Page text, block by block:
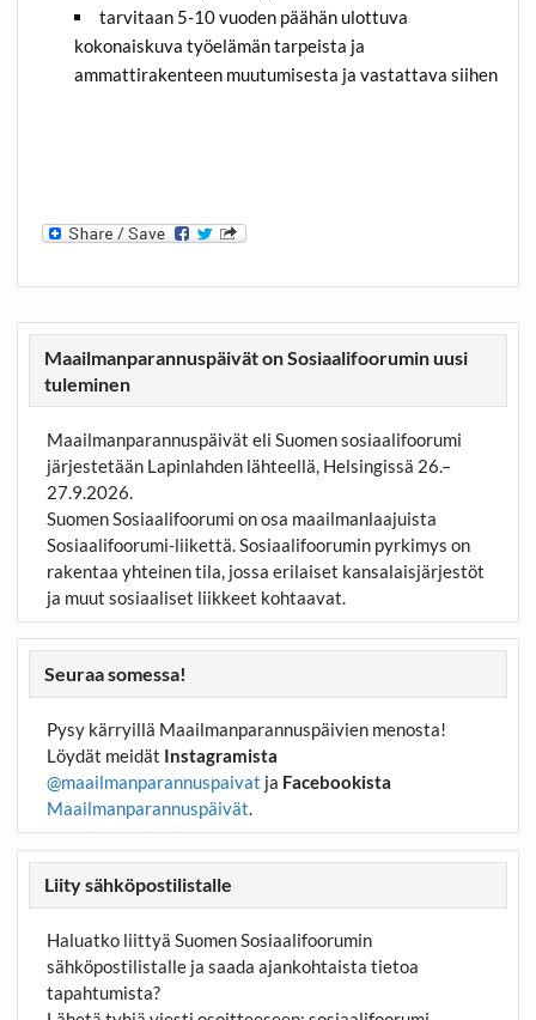
tarvitaan 5-10 vuoden päähän ulottuva
kokonaiskuva työelämän tarpeista ja
ammattirakenteen muutumisesta ja vastattava siihen
Maailmanparannuspäivät on Sosiaalifoorumin uusi
tuleminen
Maailmanparannuspäivät eli Suomen sosiaalifoorumi
järjestetään Lapinlahden lähteellä, Helsingissä 26.–
27.9.2026.
Suomen Sosiaalifoorumi on osa maailmanlaajuista
Sosiaalifoorumi-liikettä. Sosiaalifoorumin pyrkimys on
rakentaa yhteinen tila, jossa erilaiset kansalaisjärjestöt
ja muut sosiaaliset liikkeet kohtaavat.
Seuraa somessa!
Pysy kärryillä Maailmanparannuspäivien menosta!
Löydät meidät Instagramista
@maailmanparannuspaivat ja Facebookista
Maailmanparannuspäivät.
Liity sähköpostilistalle
Haluatko liittyä Suomen Sosiaalifoorumin
sähköpostilistalle ja saada ajankohtaista tietoa
tapahtumista?